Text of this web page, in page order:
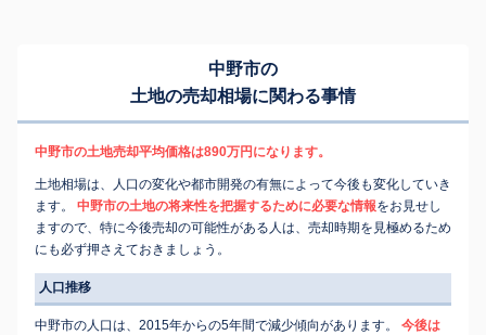
中野市の
土地の売却相場に関わる事情
中野市の土地売却平均価格は890万円になります。
土地相場は、人口の変化や都市開発の有無によって今後も変化していき
ます。
中野市の土地の将来性を把握するために必要な情報をお見せし
ますので、特に今後売却の可能性がある人は、売却時期を見極めるため
にも必ず押さえておきましょう。
人口推移
中野市の人口は、2015年からの5年間で減少傾向があります。
今後は